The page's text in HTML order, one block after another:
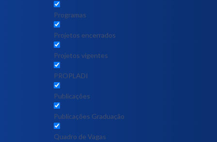
Programas
Projetos encerrados
Projetos vigentes
PROPLADI
Publicações
Publicações Graduação
Quadro de Vagas